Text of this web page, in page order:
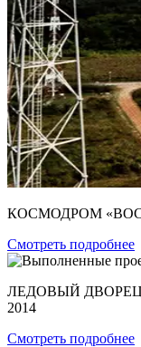
КОСМОДРОМ
Смотреть подробнее
ЛЕДОВЫЙ
2014
Смотреть подробнее